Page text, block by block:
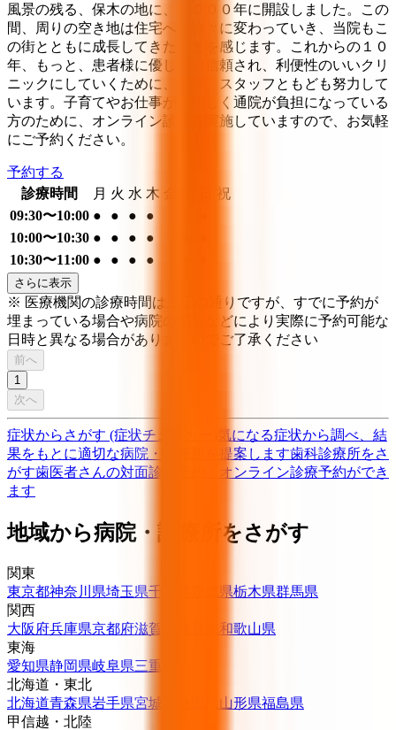
風景の残る、保木の地に、２０００年に開設しました。この
間、周りの空き地は住宅へと徐々に変わっていき、当院もこ
の街とともに成長してきたことを感じます。これからの１０
年、もっと、患者様に優しく、信頼され、利便性のいいクリ
ニックにしていくために、日々、スタッフともども努力して
います。子育てやお仕事がお忙しく通院が負担になっている
方のために、オンライン診療を実施していますので、お気軽
にご予約ください。
予約する
診療時間
月 火 水 木
祝
09:30〜10:00 ● ● ● ●
10:00〜10:30 ● ● ● ●
10:30〜11:00 ● ● ● ●
さらに表示
※ 医療機関の診療時間は上記の通りですが、すでに予約が
埋まっている場合や病院の都合などにより実際に予約可能な
日時と異なる場合がありますのでご了承ください
前へ
1
次へ
症状からさがす (症状チェッカー)
気になる症状から調べ、結
果をもとに適切な病院・診療所を提案します歯科診療所をさ
がす歯医者さんの対面診療予約・オンライン診療予約ができ
ます
地域から病院・診療所をさがす
関東
東京都神奈川県埼玉県千葉県 茨城県栃木県群馬県
関西
大阪府兵庫県京都府滋賀県
和歌山県
東海
愛知県静岡県岐阜県三重県
北海道・東北
北海道青森県岩手県宮城県 山形県福島県
甲信越・北陸